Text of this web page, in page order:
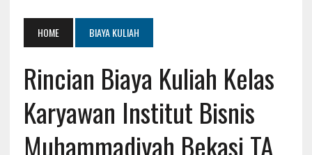
HOME BIAYA KULIAH
Rincian Biaya Kuliah Kelas
Karyawan Institut Bisnis
Muhammadiyah Bekasi TA